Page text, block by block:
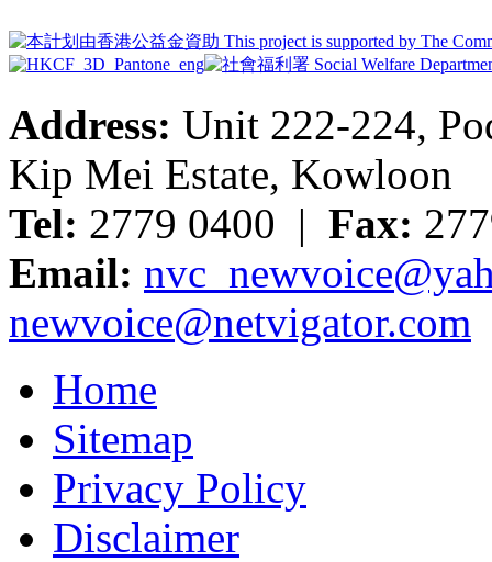
Address: Unit 222-224,
Kip Mei Estate, Kowloon
Tel: 2779 0400 | Fax:
Email:
newvoice@netvigator.com
Home
Sitemap
Privacy Policy
Disclaimer